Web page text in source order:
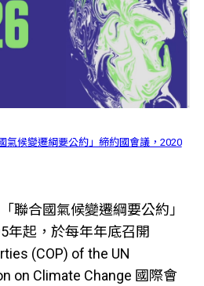
氣候變遷綱要公約」締約國會議，2020
聯合國氣候變遷綱要公約」
年起，於每年年底召開
(COP) of the UN
on Climate Change 國際會